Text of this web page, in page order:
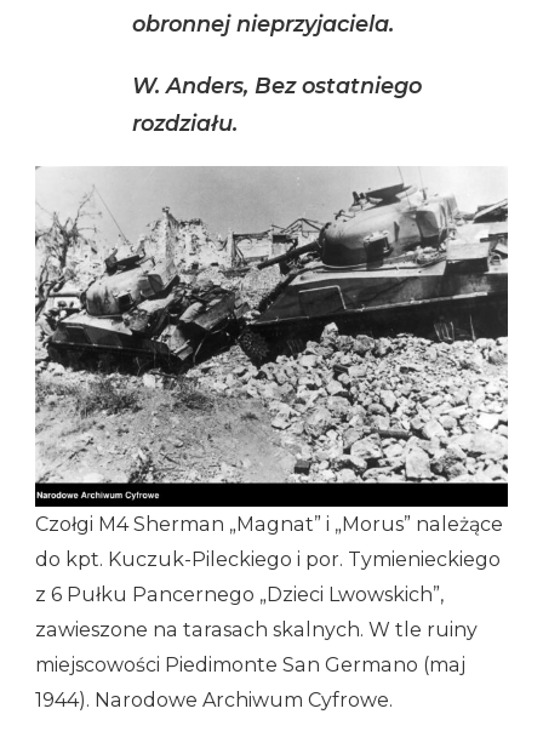
obronnej nieprzyjaciela.
W. Anders, Bez ostatniego
rozdziału.
Czołgi M4 Sherman „Magnat” i „Morus” należące
do kpt. Kuczuk-Pileckiego i por. Tymienieckiego
z 6 Pułku Pancernego „Dzieci Lwowskich”,
zawieszone na tarasach skalnych. W tle ruiny
miejscowości Piedimonte San Germano (maj
1944). Narodowe Archiwum Cyfrowe.